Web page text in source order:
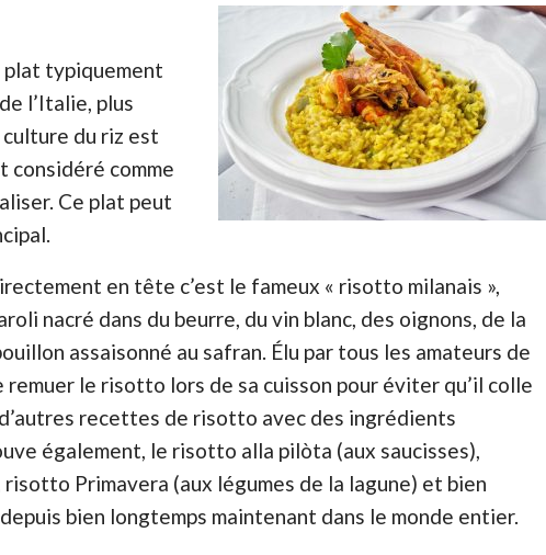
plat typiquement
l’Italie, plus
du riz est
comme
Ce plat peut
en tête c’est le fameux « risotto milanais »,
nacré dans du beurre, du vin blanc, des oignons, de la
assaisonné au safran. Élu par tous les amateurs de
le risotto lors de sa cuisson pour éviter qu’il colle
recettes de risotto avec des ingrédients
également, le risotto alla pilòta (aux saucisses),
Primavera (aux légumes de la lagune) et bien
bien longtemps maintenant dans le monde entier.